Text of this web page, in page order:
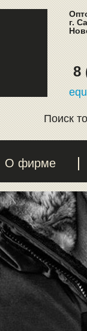
г.
8
Поиск
О фирме